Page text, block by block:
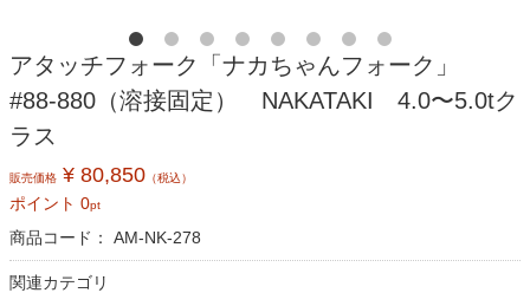
アタッチフォーク「ナカちゃんフォーク」
#88-880（溶接固定） NAKATAKI 4.0〜5.0tク
ラス
販売価格 ¥ 80,850 （税込）
ポイント 0pt
商品コード： AM-NK-278
関連カテゴリ